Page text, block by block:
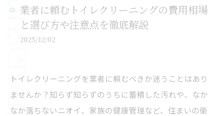
業者に頼むトイレクリーニングの費用相場
と選び方や注意点を徹底解説
2025/12/02
トイレクリーニングを業者に頼むべきか迷うことはあり
ませんか？知らず知らずのうちに蓄積した汚れや、なか
なか落ちないニオイ、家族の健康管理など、住まいの衛